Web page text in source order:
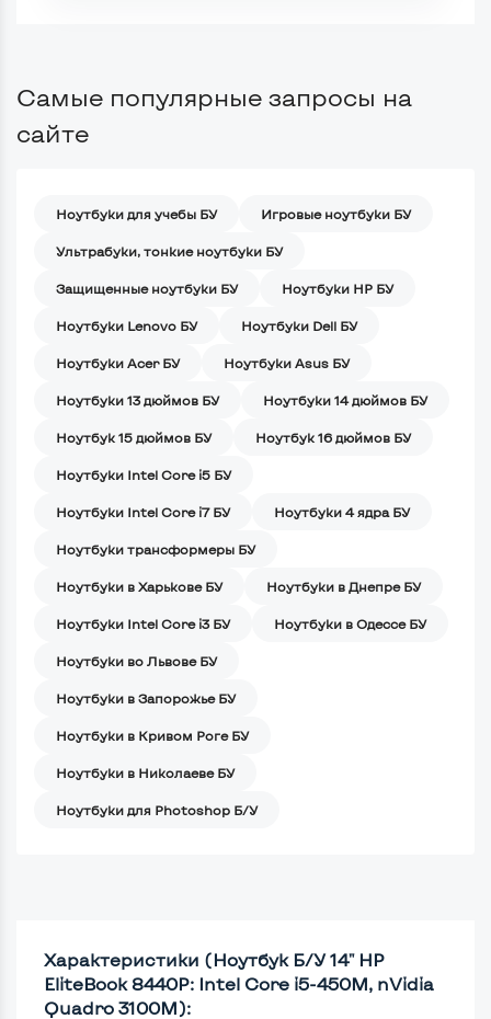
Самые популярные запросы на
сайте
Ноутбуки для учебы БУ Игровые ноутбуки БУ
Ультрабуки, тонкие ноутбуки БУ
Защищенные ноутбуки БУ Ноутбуки HP БУ
Ноутбуки Lenovo БУ Ноутбуки Dell БУ
Ноутбуки Acer БУ Ноутбуки Asus БУ
Ноутбуки 13 дюймов БУ Ноутбуки 14 дюймов БУ
Ноутбук 15 дюймов БУ Ноутбук 16 дюймов БУ
Ноутбуки Intel Core i5 БУ
Ноутбуки Intel Core i7 БУ Ноутбуки 4 ядра БУ
Ноутбуки трансформеры БУ
Ноутбуки в Харькове БУ Ноутбуки в Днепре БУ
Ноутбуки Intel Core i3 БУ Ноутбуки в Одессе БУ
Ноутбуки во Львове БУ
Ноутбуки в Запорожье БУ
Ноутбуки в Кривом Роге БУ
Ноутбуки в Николаеве БУ
Ноутбуки для Photoshop Б/У
Характеристики (Ноутбук Б/У 14" HP
EliteBook 8440P: Intel Core i5-450M, nVidia
Quadro 3100M):